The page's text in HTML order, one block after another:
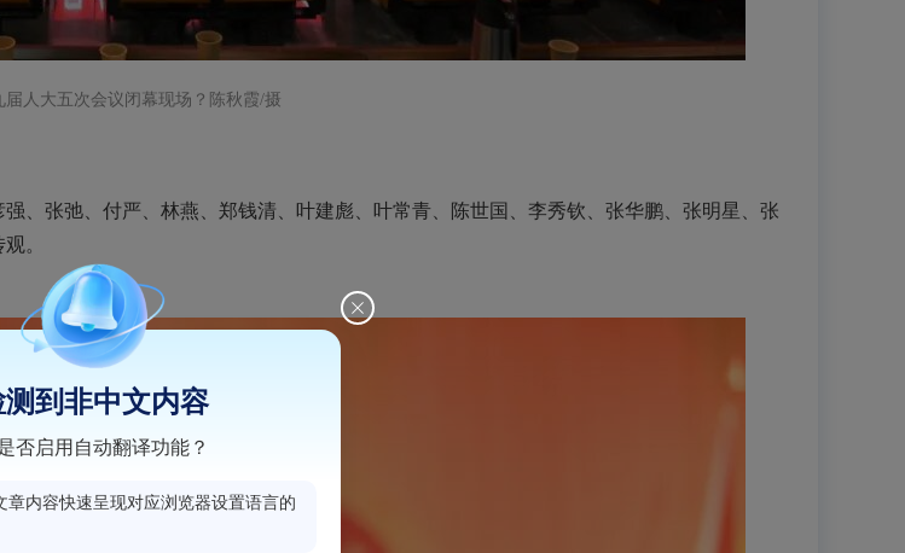
届人大五次会议闭幕现场？陈秋霞/摄
张弛、付严、林燕、郑钱清、叶建彪、叶常青、陈世国、李秀钦、张华鹏、张明星、张
。
测到非中文内容
否启用自动翻译功能？
章内容快速呈现对应浏览器设置语言的